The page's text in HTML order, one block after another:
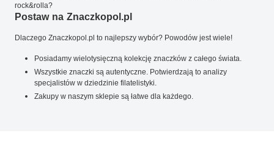
rock&rolla?
Postaw na Znaczkopol.pl
Dlaczego Znaczkopol.pl to najlepszy wybór? Powodów jest wiele!
Posiadamy wielotysięczną kolekcję znaczków z całego świata.
Wszystkie znaczki są autentyczne. Potwierdzają to analizy
specjalistów w dziedzinie filatelistyki.
Zakupy w naszym sklepie są łatwe dla każdego.